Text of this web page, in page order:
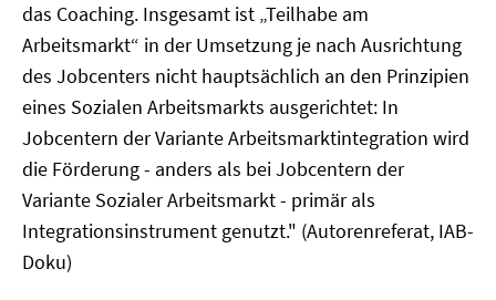
das Coaching. Insgesamt ist „Teilhabe am
Arbeitsmarkt“ in der Umsetzung je nach Ausrichtung
des Jobcenters nicht hauptsächlich an den Prinzipien
eines Sozialen Arbeitsmarkts ausgerichtet: In
Jobcentern der Variante Arbeitsmarktintegration wird
die Förderung - anders als bei Jobcentern der
Variante Sozialer Arbeitsmarkt - primär als
Integrationsinstrument genutzt." (Autorenreferat, IAB-
Doku)